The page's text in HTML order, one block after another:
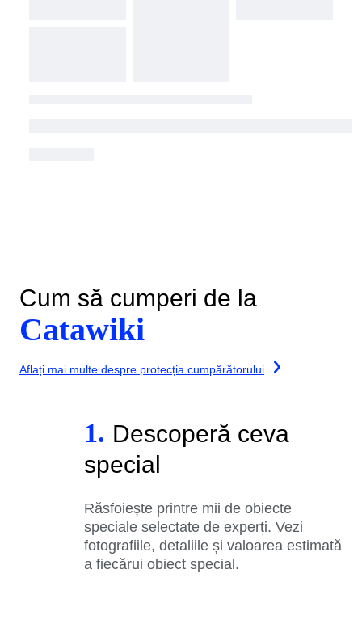
Cum să cumperi de la
Catawiki
Aflați mai multe despre protecția cumpărătorului
1. Descoperă ceva
special
Răsfoiește printre mii de obiecte
speciale selectate de experți. Vezi
fotografiile, detaliile și valoarea estimată
a fiecărui obiect special.